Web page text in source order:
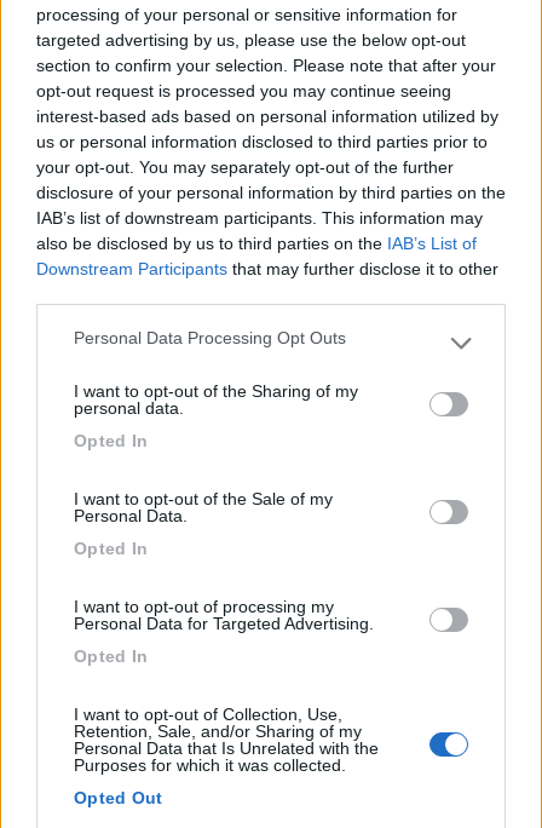
processing of your personal or sensitive information for
targeted advertising by us, please use the below opt-out
section to confirm your selection. Please note that after your
opt-out request is processed you may continue seeing
interest-based ads based on personal information utilized by
us or personal information disclosed to third parties prior to
your opt-out. You may separately opt-out of the further
disclosure of your personal information by third parties on the
IAB’s list of downstream participants. This information may
also be disclosed by us to third parties on the IAB’s List of
Downstream Participants that may further disclose it to other
Please note that this website/app uses one or more Google
not limited to your visit or usage behaviour. You may click to
grant or deny consent to Google and its third-party tags to
use your data for below specified purposes in below Google
Personal Data Processing Opt Outs
I want to opt-out of the Sharing of my
personal data.
Opted In
I want to opt-out of the Sale of my
Personal Data.
Opted In
I want to opt-out of processing my
Personal Data for Targeted Advertising.
Opted In
I want to opt-out of Collection, Use,
Retention, Sale, and/or Sharing of my
Personal Data that Is Unrelated with the
Purposes for which it was collected.
Opted Out
Agricampeggio con piazzole per camper/caravan e
tende inc...
Iseo (BS) - 9km
Via Silvio Bonomelli s.n
Area di sosta (AA)
Area sosta camper Costa Volpino
pianeggi...
Costa Volpino (BG) - 9.3km
Via Nazionale 24